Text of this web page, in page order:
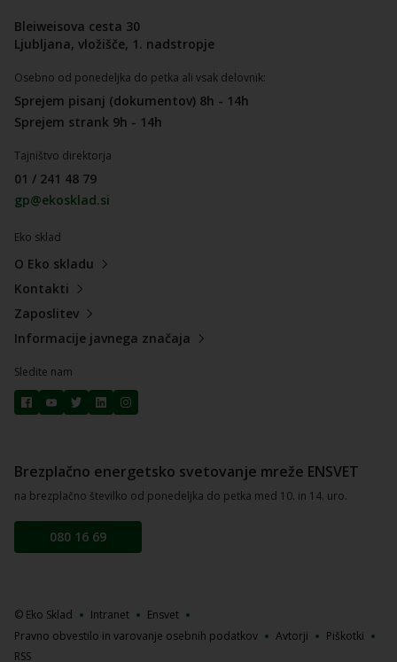
Bleiweisova cesta 30
Ljubljana, vložišče, 1. nadstropje
Osebno od ponedeljka do petka ali vsak delovnik:
Sprejem pisanj (dokumentov) 8h - 14h
Sprejem strank 9h - 14h
Tajništvo direktorja
01 / 241 48 79
gp@ekosklad.si
Eko sklad
O Eko skladu
Kontakti
Zaposlitev
Informacije javnega značaja
Sledite nam
Brezplačno energetsko svetovanje mreže ENSVET
na brezplačno številko od ponedeljka do petka med 10. in 14. uro.
080 16 69
© Eko Sklad Intranet
Ensvet
Pravno obvestilo in varovanje osebnih podatkov
Avtorji
Piškotki
RSS